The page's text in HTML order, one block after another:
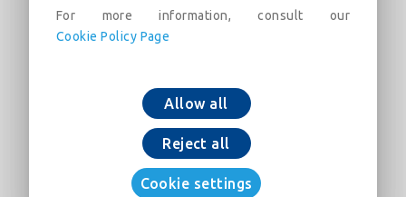
Përdoret mbi beton, autonivelant dhe llaç tradicional., për
shtrimin e pllakave të qeramikës, gresit, porcelanit,
mozaikë të ndryshëm, pllaka mermeri me dimensione të
apo të jashtme; në banesa, biznese dhe industri me trafik të
lartë; në zona me temperatura shumë të ulëta dhe ngricë.
For more information, consult our
Cookie Policy Page
Allow all
Reject all
Cookie settings